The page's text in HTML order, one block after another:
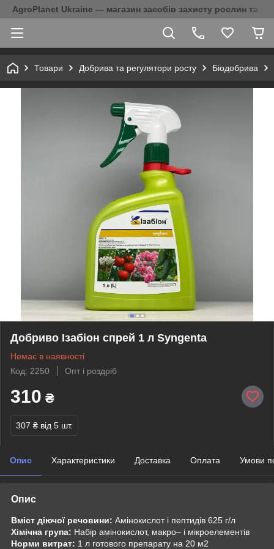
AgroPlanet Ukraine — магазин засобів захисту рослин та
Товари Добрива та регулятори росту Біодобрива
Добриво Ізабіон спрей 1 л Syngenta
Немає в наявності
Код: 2250
Опт і роздріб
310 ₴
307 ₴ від 5 шт.
Опис Характеристики Доставка Оплата Умови
Опис
Вміст діючої речовини: Амінокислот і пептидів 625 г/л
Хімічна група: Набір амінокислот, макро– і мікроелементів
Норми витрат: 1 л готового препарату на 20 м2